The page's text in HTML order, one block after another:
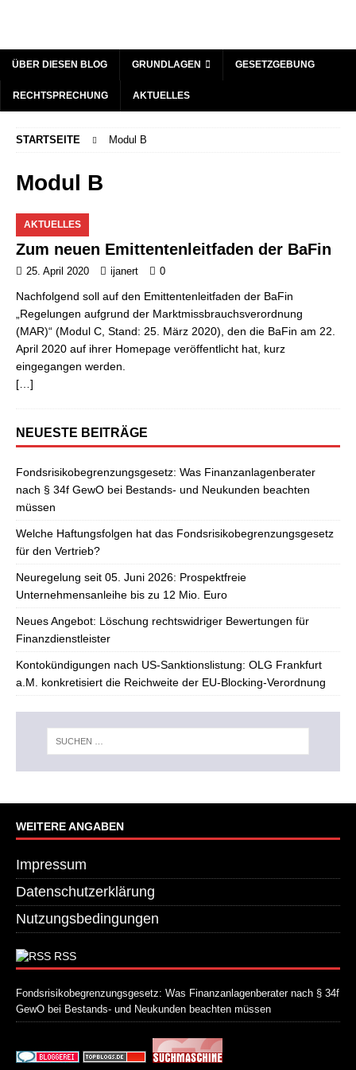
ÜBER DIESEN BLOG GRUNDLAGEN GESETZGEBUNG
RECHTSPRECHUNG AKTUELLES
STARTSEITE Modul B
Modul B
AKTUELLES
Zum neuen Emittentenleitfaden der BaFin
25. April 2020 ijanert 0
Nachfolgend soll auf den Emittentenleitfaden der BaFin
„Regelungen aufgrund der Marktmissbrauchsverordnung
(MAR)“ (Modul C, Stand: 25. März 2020), den die BaFin am 22.
April 2020 auf ihrer Homepage veröffentlicht hat, kurz
eingegangen werden.
[…]
NEUESTE BEITRÄGE
Fondsrisikobegrenzungsgesetz: Was Finanzanlagenberater
nach § 34f GewO bei Bestands- und Neukunden beachten
müssen
Welche Haftungsfolgen hat das Fondsrisikobegrenzungsgesetz
für den Vertrieb?
Neuregelung seit 05. Juni 2026: Prospektfreie
Unternehmensanleihe bis zu 12 Mio. Euro
Neues Angebot: Löschung rechtswidriger Bewertungen für
Finanzdienstleister
Kontokündigungen nach US-Sanktionslistung: OLG Frankfurt
a.M. konkretisiert die Reichweite der EU-Blocking-Verordnung
WEITERE ANGABEN
Impressum
Datenschutzerklärung
Nutzungsbedingungen
RSS
Fondsrisikobegrenzungsgesetz: Was Finanzanlagenberater nach § 34f
GewO bei Bestands- und Neukunden beachten müssen